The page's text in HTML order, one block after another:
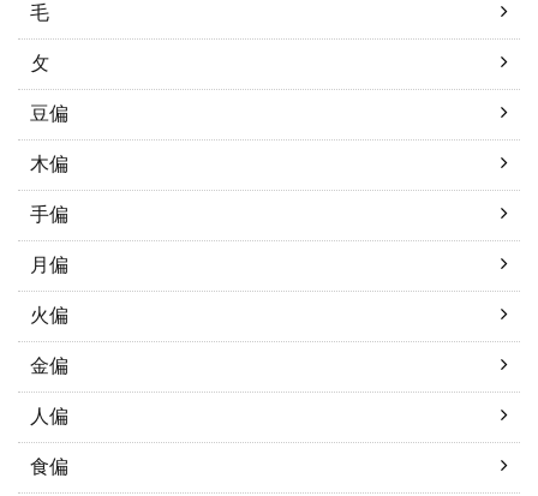
毛
攵
豆偏
木偏
手偏
月偏
火偏
金偏
人偏
食偏